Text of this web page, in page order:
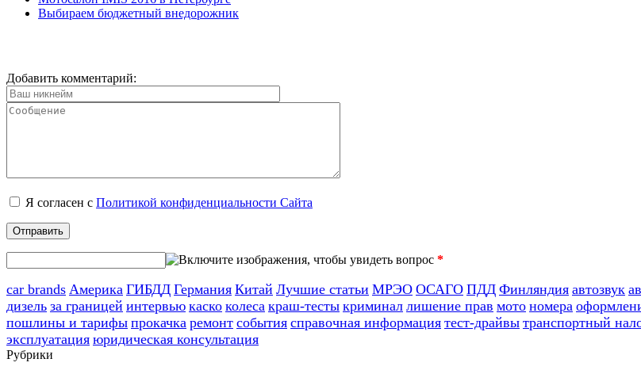
Выбираем бюджетный внедорожник
Добавить комментарий:
Я согласен с Политикой конфиденциальности Сайта
*
car brands Америка ГИБДД Германия Китай Лучшие статьи МРЭО ОСАГО ПДД Финляндия автозвук
дизель за границей интервью каско колеса краш-тесты криминал лишение прав мото номера
пошлины и тарифы прокачка ремонт события справочная информация тест-драйвы транспортный
эксплуатация юридическая консультация
Рубрики